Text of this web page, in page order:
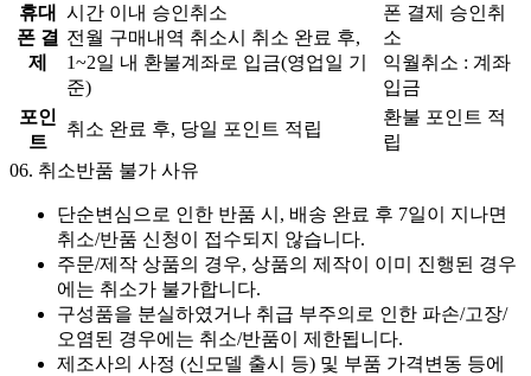
휴대
폰 결
제
시간 이내 승인취소
전월 구매내역 취소시 취소 완료 후,
1~2일 내 환불계좌로 입금(영업일 기
준)
폰 결제 승인취
소
익월취소 : 계좌
입금
포인
트
취소 완료 후, 당일 포인트 적립
환불 포인트 적
립
06. 취소반품 불가 사유
단순변심으로 인한 반품 시, 배송 완료 후 7일이 지나면
취소/반품 신청이 접수되지 않습니다.
주문/제작 상품의 경우, 상품의 제작이 이미 진행된 경우
에는 취소가 불가합니다.
구성품을 분실하였거나 취급 부주의로 인한 파손/고장/
오염된 경우에는 취소/반품이 제한됩니다.
제조사의 사정 (신모델 출시 등) 및 부품 가격변동 등에